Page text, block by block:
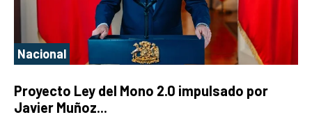
Nacional
Proyecto Ley del Mono 2.0 impulsado por
Javier Muñoz...